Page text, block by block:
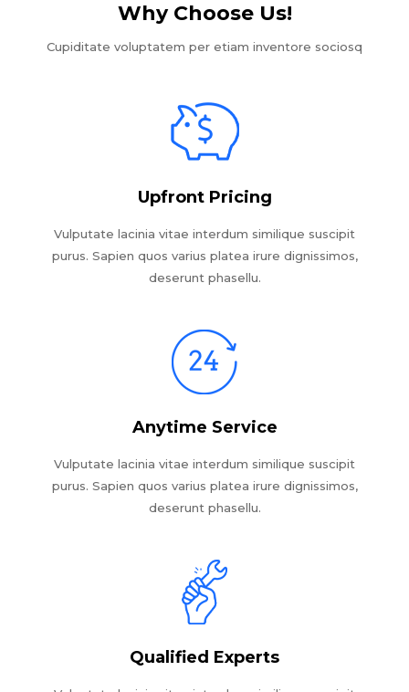
Why Choose Us!​
Cupiditate voluptatem per etiam inventore sociosq
Upfront Pricing
Vulputate lacinia vitae interdum similique suscipit
purus. Sapien quos varius platea irure dignissimos,
deserunt phasellu.
Anytime Service
Vulputate lacinia vitae interdum similique suscipit
purus. Sapien quos varius platea irure dignissimos,
deserunt phasellu.
Qualified Experts